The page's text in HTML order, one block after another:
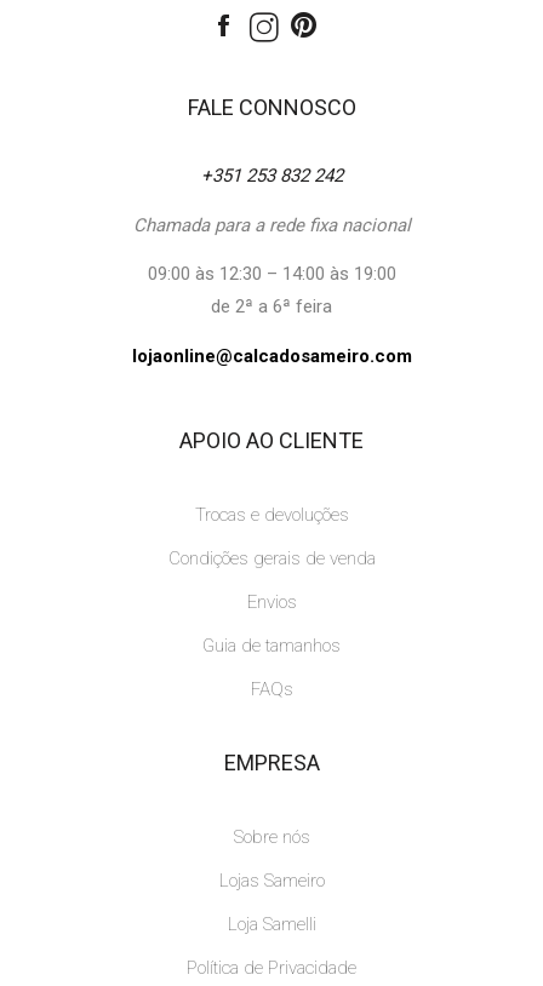
FALE CONNOSCO
+351 253 832 242
Chamada para a rede fixa nacional
09:00 às 12:30 – 14:00 às 19:00
de 2ª a 6ª feira
lojaonline@calcadosameiro.com
APOIO AO CLIENTE
Trocas e devoluções
Condições gerais de venda
Envios
Guia de tamanhos
FAQs
EMPRESA
Sobre nós
Lojas Sameiro
Loja Samelli
Política de Privacidade